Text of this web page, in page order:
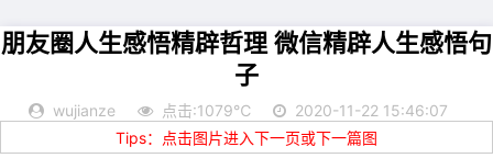
朋友圈人生感悟精辟哲理 微信精辟人生感悟句
子
wujianze 点击:1079℃
2020-11-22 15:46:07
Tips：点击图片进入下一页或下一篇图